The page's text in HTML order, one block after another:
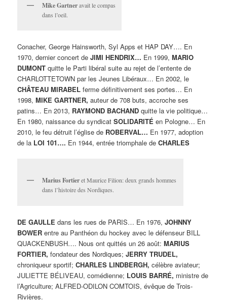
Mike Gartneravait le compas
dans l’oeil.
Conacher, George Hainsworth, Syl Apps et HAP DAY…. En
1970, dernier concert deJIMI HENDRIX… En 1999,MARIO
DUMONT quitte le Parti libéral suite au rejet de l’entente de
CHARLOTTETOWN par les Jeunes Libéraux… En 2002, le
CHÂTEAU MIRABEL ferme définitivement ses portes… En
1998,MIKE GARTNER, auteur de 708 buts, accroche ses
patins… En 2013, RAYMOND BACHAND quitte la vie politique…
En 1980, naissance du syndicatSOLIDARITÉ en Pologne… En
2010, le feu détruit l’église de ROBERVAL… En 1977, adoption
de la LOI 101…. En 1944, entrée triomphale deCHARLES
Marius Fortieret Maurice Filion: deux grands hommes
dans l’histoire des Nordiques.
DE GAULLE dans les rues de PARIS… En 1976,JOHNNY
BOWER entre au Panthéon du hockey avec le défenseur BILL
QUACKENBUSH…. Nous ont quittés un 26 août:MARIUS
FORTIER, fondateur des Nordiques;JERRY TRUDEL,
chroniqueur sportif;CHARLES LINDBERGH, célèbre aviateur;
JULIETTE BÉLIVEAU, comédienne; LOUIS BARRÉ, ministre de
l’Agriculture; ALFRED-ODILON COMTOIS, évêque de Trois-
Rivières.